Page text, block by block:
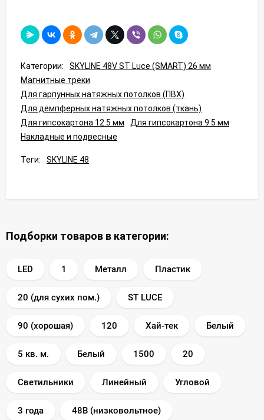
Категории:
SKYLINE 48V ST Luce (SMART) 26 мм
Магнитные треки
Для гарпунных натяжных потолков (ПВХ)
Для демпферных натяжных потолков (ткань)
Для гипсокартона 12.5 мм
Для гипсокартона 9.5 мм
Накладные и подвесные
Теги: SKYLINE 48
Подборки товаров в категории:
LED 1 Металл Пластик
20 (для сухих пом.) ST LUCE
90 (хорошая) 120 Хай-тек Белый
5 кв. м. Белый 1500 20
Светильники Линейный Угловой
3 года 48В (низковольтное)